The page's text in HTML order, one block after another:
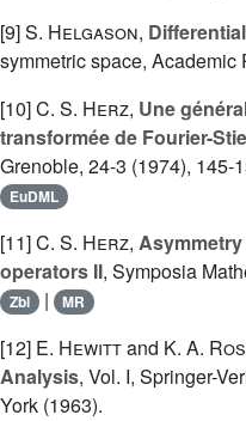
[9]S. Helgason,
symmetric space, Academic
[10]C. S. Herz, Une
transformée de Fourier-
Grenoble, 24-3 (1974), 145-
EuDML
[11]C. S. Herz,
operators II, Symposia
Zbl | MR
[12] E. Hewittand K. A.
Analysis, Vol. I, Springer-
York (1963).